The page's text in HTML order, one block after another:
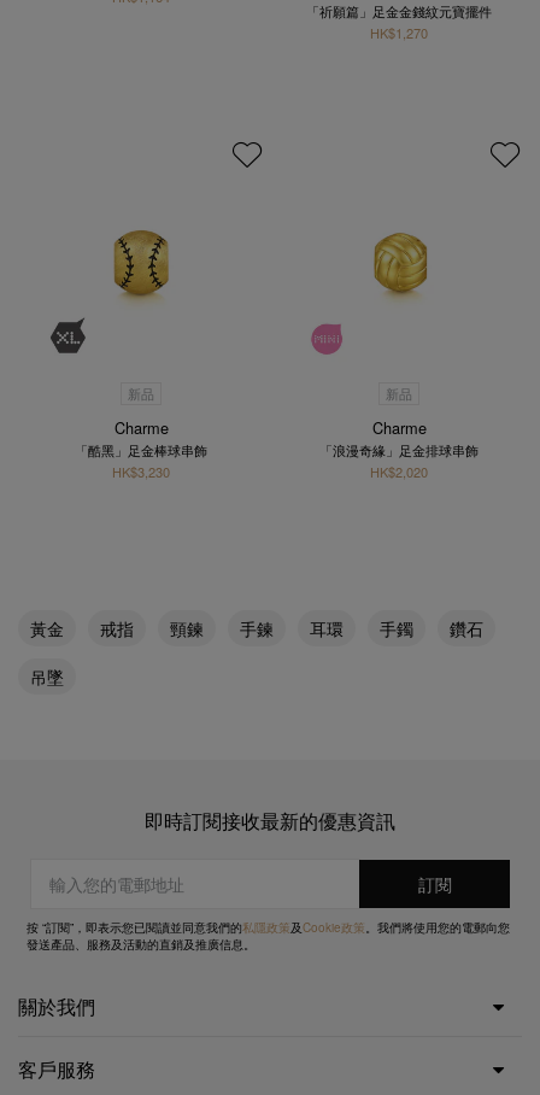
「祈願篇」足金金錢紋元寶擺件
HK$1,270
新品
Charme
「酷黑」足金棒球串飾
HK$3,230
新品
Charme
「浪漫奇緣」足金排球串飾
HK$2,020
黃金 戒指 頸鍊 手鍊 耳環 手鐲
鑽石
吊墜
即時訂閱接收最新的優惠資訊
按 “訂閱”，即表示您已閱讀並同意我們的私隱政策及Cookie政策。我們將使用您的電郵向您
發送產品、服務及活動的直銷及推廣信息。
關於我們
客戶服務